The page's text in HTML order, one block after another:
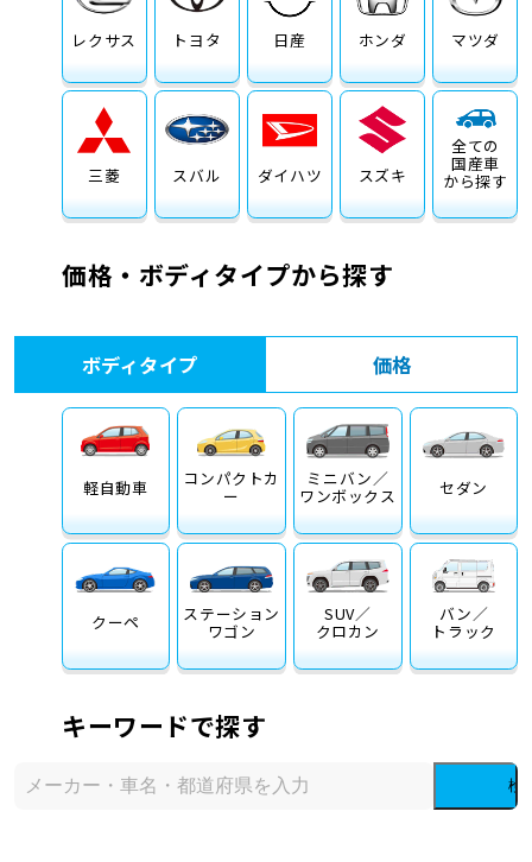
品質管理とサポート体制
お問い合わせ
レクサス トヨタ 日産 ホンダ マツダ
三菱 スバル ダイハツ スズキ
全ての
国産車
から探す
価格・ボディタイプから探す
ボディタイプ
軽自動車 コンパクトカ
ー
ミニバン／
ワンボックス セダン
クーペ ステーション
ワゴン
SUV／
クロカン
バン／
トラック
価格
キーワードで探す
検